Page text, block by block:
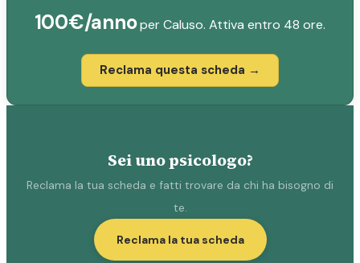
100€/annoper Caluso. Attiva entro 48 ore.
Reclama questa scheda →
Sei uno psicologo?
Reclama la tua scheda e fatti trovare da chi ha bisogno di
te.
Reclama la tua scheda